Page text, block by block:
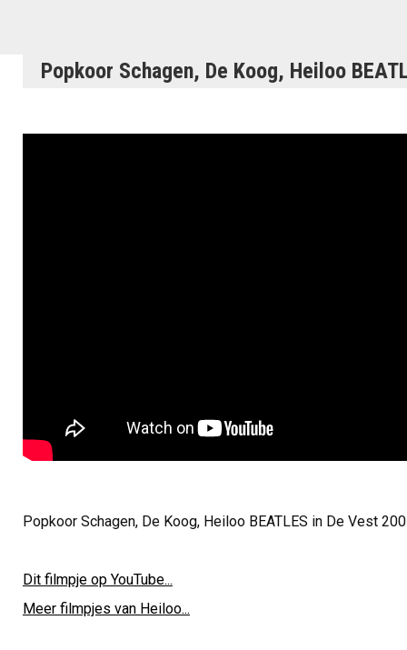
Popkoor Schagen, De Koog, Heiloo
Popkoor Schagen, De Koog, Heiloo BEATLES in De Vest
Dit filmpje op YouTube...
Meer filmpjes van Heiloo...